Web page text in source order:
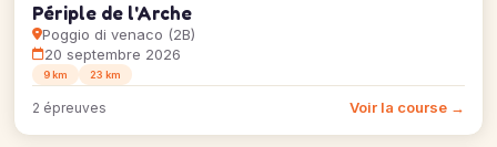
Périple de l'Arche
Poggio di venaco (2B)
20 septembre 2026
9 km 23 km
2 épreuves Voir la course →